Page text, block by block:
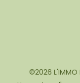
©2026 L'IMMO